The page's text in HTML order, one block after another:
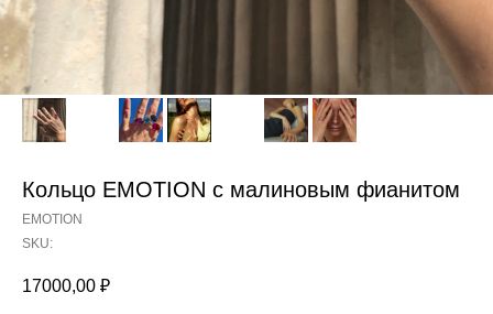
Кольцо EMOTION с малиновым фианитом
EMOTION
SKU:
17000,00 ₽